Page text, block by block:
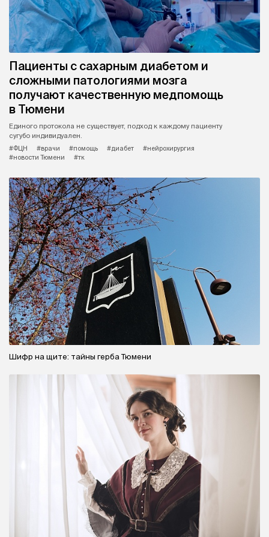
Пациенты с сахарным диабетом и
сложными патологиями мозга
получают качественную медпомощь
в Тюмени
Единого протокола не существует, подход к каждому пациенту
сугубо индивидуален.
#ФЦН
#врачи #помощь #диабет
#нейрохирургия
#новости Тюмени
#тк
Шифр на щите: тайны герба Тюмени